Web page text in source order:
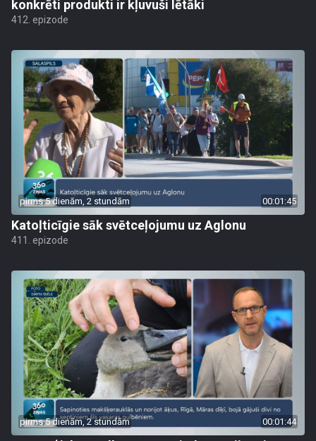
konkrēti produkti ir kļuvuši lētāki
412. epizode
pirms 5 dienām, 2 stundām 00:01:45
Katoļticīgie sāk svētceļojumu uz Aglonu
411. epizode
pirms 5 dienām, 2 stundām 00:01:44